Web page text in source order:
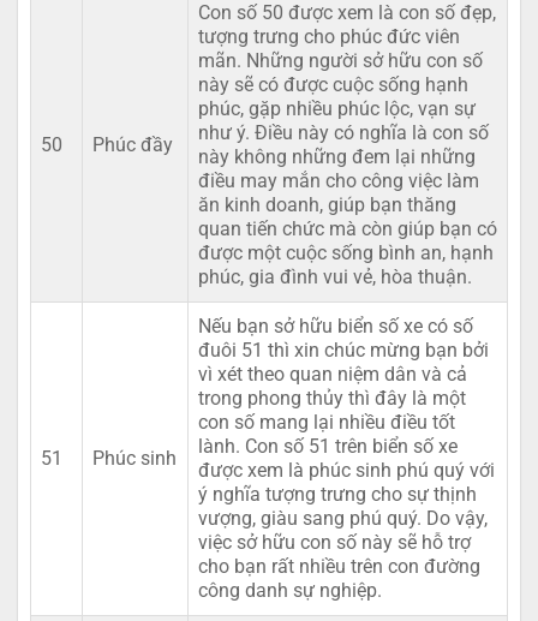
50 Phúc đầy
Con số 50 được xem là con số đẹp,
tượng trưng cho phúc đức viên
mãn. Những người sở hữu con số
này sẽ có được cuộc sống hạnh
phúc, gặp nhiều phúc lộc, vạn sự
như ý. Điều này có nghĩa là con số
này không những đem lại những
điều may mắn cho công việc làm
ăn kinh doanh, giúp bạn thăng
quan tiến chức mà còn giúp bạn có
được một cuộc sống bình an, hạnh
phúc, gia đình vui vẻ, hòa thuận.
51 Phúc sinh
Nếu bạn sở hữu biển số xe có số
đuôi 51 thì xin chúc mừng bạn bởi
vì xét theo quan niệm dân và cả
trong phong thủy thì đây là một
con số mang lại nhiều điều tốt
lành. Con số 51 trên biển số xe
được xem là phúc sinh phú quý với
ý nghĩa tượng trưng cho sự thịnh
vượng, giàu sang phú quý. Do vậy,
việc sở hữu con số này sẽ hỗ trợ
cho bạn rất nhiều trên con đường
công danh sự nghiệp.